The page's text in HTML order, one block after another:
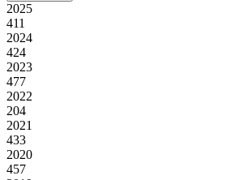
2025
411
2024
424
2023
477
2022
204
2021
433
2020
457